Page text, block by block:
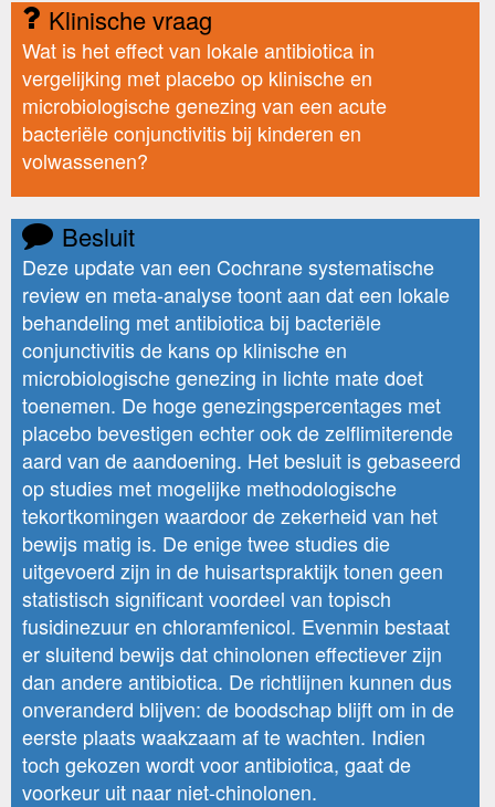
Klinische vraag
Wat is het effect van lokale antibiotica in
vergelijking met placebo op klinische en
microbiologische genezing van een acute
bacteriële conjunctivitis bij kinderen en
volwassenen?
Besluit
Deze update van een Cochrane systematische
review en meta-analyse toont aan dat een lokale
behandeling met antibiotica bij bacteriële
conjunctivitis de kans op klinische en
microbiologische genezing in lichte mate doet
toenemen. De hoge genezingspercentages met
placebo bevestigen echter ook de zelflimiterende
aard van de aandoening. Het besluit is gebaseerd
op studies met mogelijke methodologische
tekortkomingen waardoor de zekerheid van het
bewijs matig is. De enige twee studies die
uitgevoerd zijn in de huisartspraktijk tonen geen
statistisch significant voordeel van topisch
fusidinezuur en chloramfenicol. Evenmin bestaat
er sluitend bewijs dat chinolonen effectiever zijn
dan andere antibiotica. De richtlijnen kunnen dus
onveranderd blijven: de boodschap blijft om in de
eerste plaats waakzaam af te wachten. Indien
toch gekozen wordt voor antibiotica, gaat de
voorkeur uit naar niet-chinolonen.